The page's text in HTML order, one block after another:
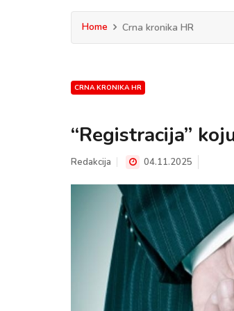
Home Crna kronika HR
CRNA KRONIKA HR
“Registracija”
Redakcija 04.11.2025